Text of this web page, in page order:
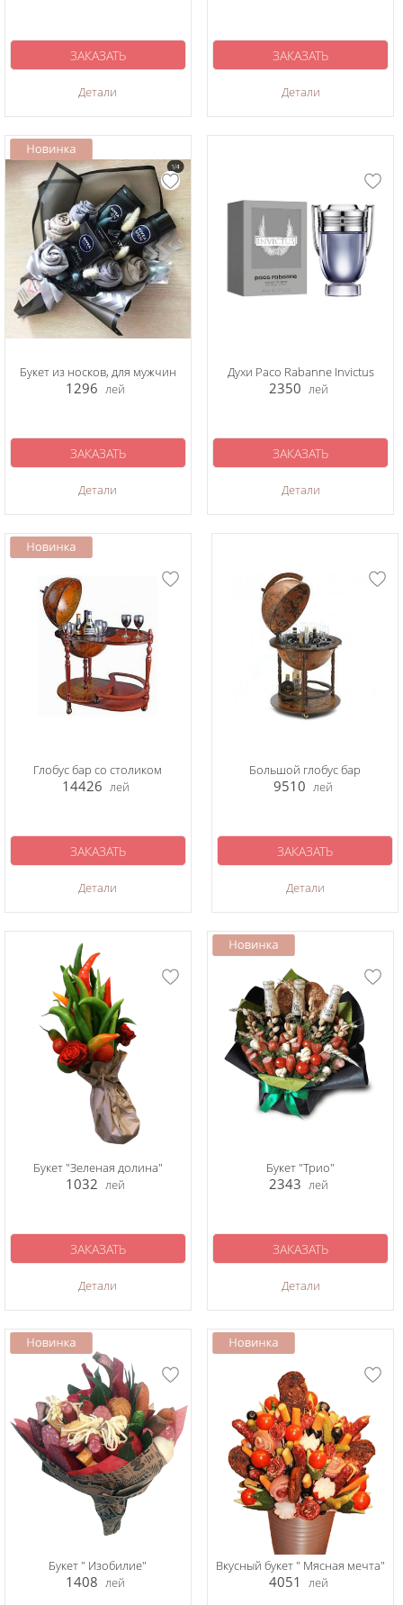
Детали
ЗАКАЗАТЬ
Детали
ЗАКАЗАТЬ
Букет из носков, для мужчин
1296 лей
Детали
ЗАКАЗАТЬ
Духи Paco Rabanne Invictus
2350 лей
Детали
ЗАКАЗАТЬ
Глобус бар со столиком
14426 лей
Детали
ЗАКАЗАТЬ
Большой глобус бар
9510 лей
Детали
ЗАКАЗАТЬ
Букет "Зеленая долина"
1032 лей
Детали
ЗАКАЗАТЬ
Букет "Трио"
2343 лей
Детали
ЗАКАЗАТЬ
Букет " Изобилие"
1408 лей
Вкусный букет " Мясная мечта"
4051 лей